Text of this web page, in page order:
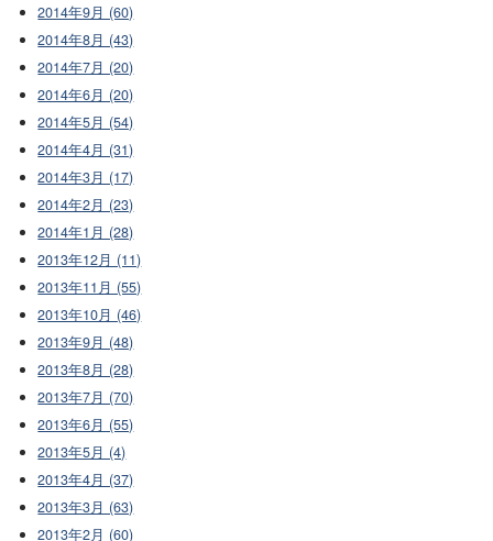
2014年9月 (60)
2014年8月 (43)
2014年7月 (20)
2014年6月 (20)
2014年5月 (54)
2014年4月 (31)
2014年3月 (17)
2014年2月 (23)
2014年1月 (28)
2013年12月 (11)
2013年11月 (55)
2013年10月 (46)
2013年9月 (48)
2013年8月 (28)
2013年7月 (70)
2013年6月 (55)
2013年5月 (4)
2013年4月 (37)
2013年3月 (63)
2013年2月 (60)